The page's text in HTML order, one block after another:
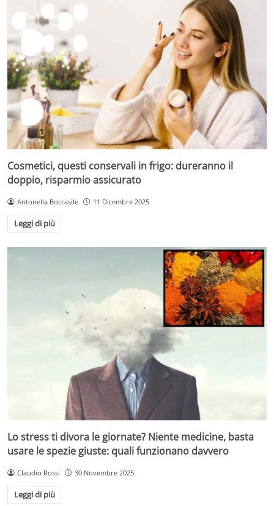
Cosmetici, questi conservali in frigo: dureranno il
doppio, risparmio assicurato
Antonella Boccasile 11 Dicembre 2025
Leggi di più
Lo stress ti divora le giornate? Niente medicine, basta
usare le spezie giuste: quali funzionano davvero
Claudio Rossi 30 Novembre 2025
Leggi di più